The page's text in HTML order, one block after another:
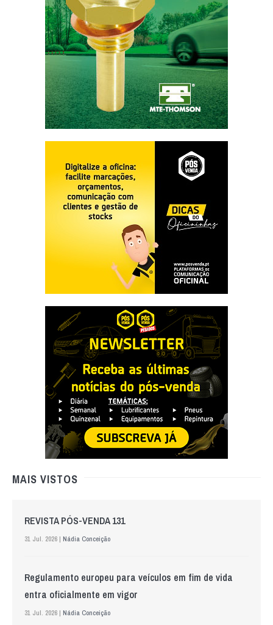
MAIS VISTOS
REVISTA PÓS-VENDA 131
31 Jul. 2026 | Nádia Conceição
Regulamento europeu para veículos em fim de vida
entra oficialmente em vigor
31 Jul. 2026 | Nádia Conceição